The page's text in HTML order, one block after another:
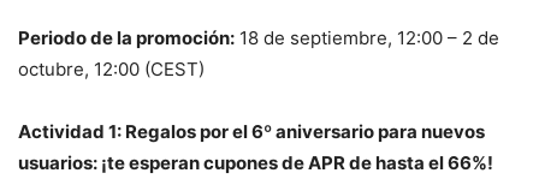
Periodo de la promoción: 18 de septiembre, 12:00 – 2 de
octubre, 12:00 (CEST)
Actividad 1: Regalos por el 6º aniversario para nuevos
usuarios: ¡te esperan cupones de APR de hasta el 66%!